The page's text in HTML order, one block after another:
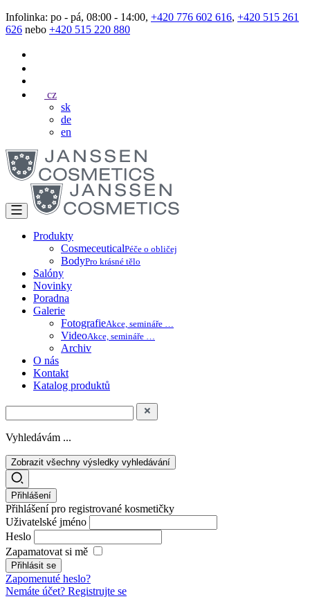
Infolinka: po - pá, 08:00 - 14:00, +420 776 602 616, +420 515 261
626 nebo +420 515 220 880
cz
sk
de
en
Produkty
CosmeceuticalPéče o obličej
BodyPro krásné tělo
Salóny
Novinky
Poradna
Galerie
FotografieAkce, semináře …
VideoAkce, semináře …
Archiv
O nás
Kontakt
Katalog produktů
Vyhledávám ...
Zobrazit všechny výsledky vyhledávání
Přihlášení
Přihlášení pro registrované kosmetičky
Uživatelské jméno
Heslo
Zapamatovat si mě
Zapomenuté heslo?
Nemáte účet? Registrujte se